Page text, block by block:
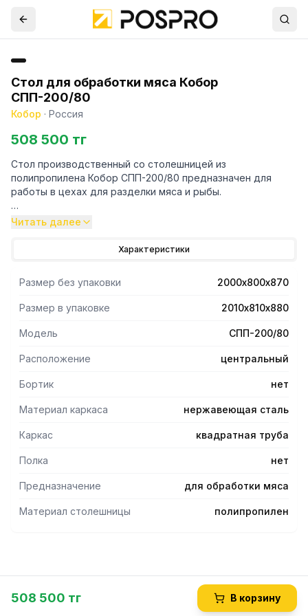
Стол для обработки мяса Кобор
СПП-200/80
Кобор · Россия
508 500 тг
Стол производственный со столешницей из
полипропилена Кобор СПП-200/80 предназначен для
работы в цехах для разделки мяса и рыбы.
- Полипропиленовая столешница толщиной 20 мм.
нержавеющей квадратной трубы 40х40 мм.
помещения и предназначен для четырехстороннего
доступа к рабочей поверхности.
- Ножки стола имеют регулируемые по высоте опоры,
позволяющие устранять неровности пола.
Читать далее
Характеристики
Размер без упаковки 2000х800х870
Размер в упаковке 2010х810х880
Модель СПП-200/80
Расположение центральный
Бортик нет
Материал каркаса нержавеющая сталь
Каркас квадратная труба
Полка нет
Предназначение для обработки мяса
Материал столешницы полипропилен
508 500 тг В корзину